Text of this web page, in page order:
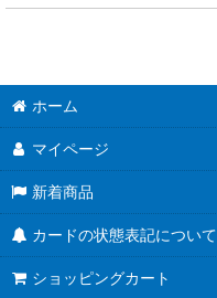
ホーム
マイページ
新着商品
カードの状態表記について
ショッピングカート